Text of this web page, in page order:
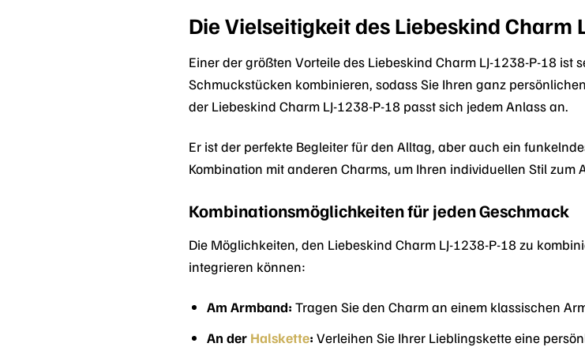
Die Vielseitigkeit des Liebeskind Charm
Einer der größten Vorteile des Liebeskind Charm LJ-1238-P-18
Schmuckstücken kombinieren, sodass Sie Ihren ganz
der Liebeskind Charm LJ-1238-P-18 passt sich jedem Anlass an.
Er ist der perfekte Begleiter für den Alltag, aber auch ein
Kombination mit anderen Charms, um Ihren individuellen Stil zum
Kombinationsmöglichkeiten für jeden Geschmack
Die Möglichkeiten, den Liebeskind Charm LJ-1238-P-18 zu
integrieren können:
Am Armband: Tragen Sie den Charm an einem klassischen
An der Halskette: Verleihen Sie Ihrer Lieblingskette eine